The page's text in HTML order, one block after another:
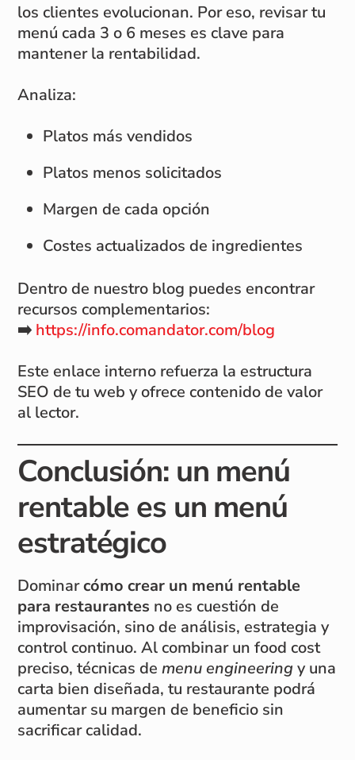
los clientes evolucionan. Por eso, revisar tu
menú cada 3 o 6 meses es clave para
mantener la rentabilidad.
Analiza:
Platos más vendidos
Platos menos solicitados
Margen de cada opción
Costes actualizados de ingredientes
Dentro de nuestro blog puedes encontrar
recursos complementarios:
➡️ https://info.comandator.com/blog
Este enlace interno refuerza la estructura
SEO de tu web y ofrece contenido de valor
al lector.
Conclusión: un menú
rentable es un menú
estratégico
Dominarcómo crear un menú rentable
para restaurantes no es cuestión de
improvisación, sino de análisis, estrategia y
control continuo. Al combinar un food cost
preciso, técnicas demenu engineeringy una
carta bien diseñada, tu restaurante podrá
aumentar su margen de beneficio sin
sacrificar calidad.